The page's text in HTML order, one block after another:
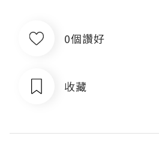
0個讚好
收藏